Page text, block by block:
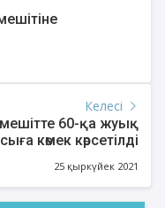
Келесі
қа жуық
көмек көрсетілді
25 қыркүйек 2021